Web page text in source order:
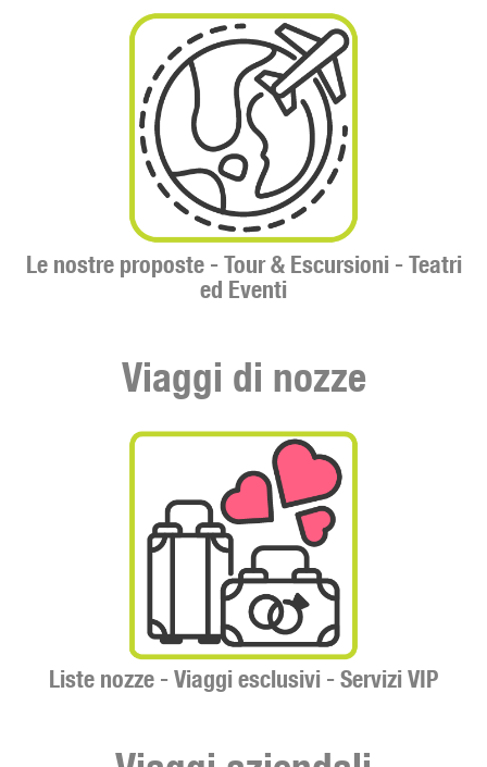
Le nostre proposte - Tour & Escursioni - Teatri
ed Eventi
Viaggi di nozze
Liste nozze - Viaggi esclusivi - Servizi VIP